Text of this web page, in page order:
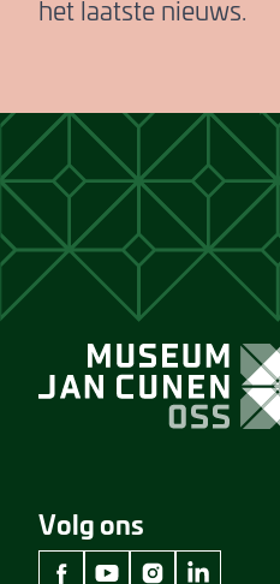
het laatste nieuws.
Volg ons